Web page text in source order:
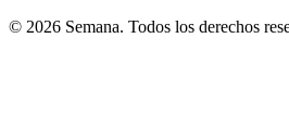
© 2026 Semana. Todos los derechos